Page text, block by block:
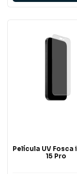
Película UV Fosca
15 Pro